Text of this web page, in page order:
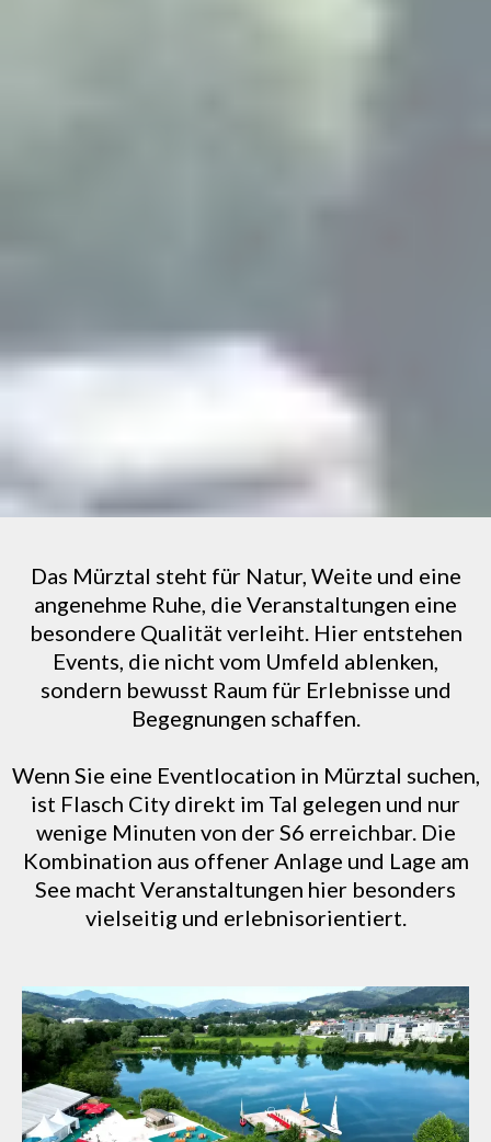
Das Mürztal steht für Natur, Weite und eine
angenehme Ruhe, die Veranstaltungen eine
besondere Qualität verleiht. Hier entstehen
Events, die nicht vom Umfeld ablenken,
sondern bewusst Raum für Erlebnisse und
Begegnungen schaffen.
Wenn Sie eine Eventlocation in Mürztal suchen,
ist Flasch City direkt im Tal gelegen und nur
wenige Minuten von der S6 erreichbar. Die
Kombination aus offener Anlage und Lage am
See macht Veranstaltungen hier besonders
vielseitig und erlebnisorientiert.